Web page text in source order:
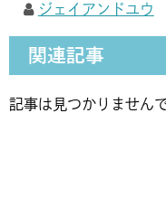
ジェイアンドユウ
関連記事
記事は見つかりません